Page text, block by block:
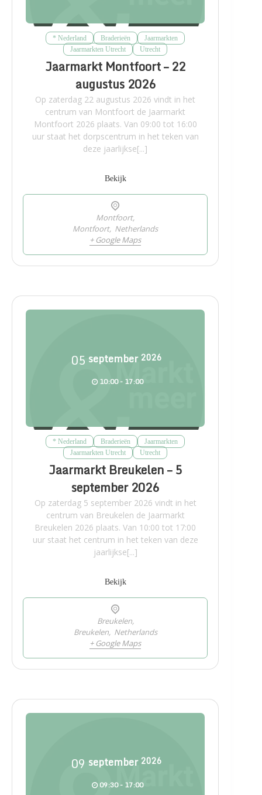
* Nederland Braderieën
Jaarmarkten
Jaarmarkten Utrecht
Utrecht
Jaarmarkt Montfoort – 22
augustus 2026
Op zaterdag 22 augustus 2026 vindt in het
centrum van Montfoort de Jaarmarkt
Montfoort 2026 plaats. Van 09:00 tot 16:00
uur staat het dorpscentrum in het teken van
deze jaarlijkse[...]
Bekijk
Montfoort,
Montfoort, Netherlands
+ Google Maps
05 september 2026
10:00 - 17:00
* Nederland Braderieën
Jaarmarkten
Jaarmarkten Utrecht
Utrecht
Jaarmarkt Breukelen – 5
september 2026
Op zaterdag 5 september 2026 vindt in het
centrum van Breukelen de Jaarmarkt
Breukelen 2026 plaats. Van 10:00 tot 17:00
uur staat het centrum in het teken van deze
jaarlijkse[...]
Bekijk
Breukelen,
Breukelen, Netherlands
+ Google Maps
09 september 2026
09:30 - 17:00